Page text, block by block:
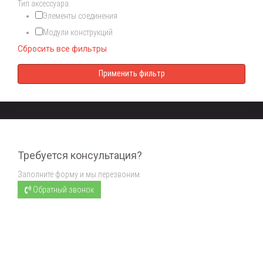
Тип аксессуара:
Элементы соединения
Модули конструкций
Сбросить все фильтры
Требуется консультация?
Заполните форму и мы перезвоним.
Обратный звонок